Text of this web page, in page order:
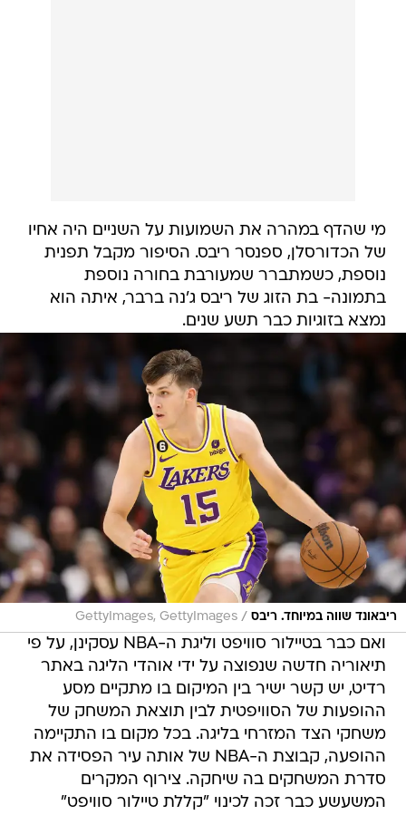
מי שהדף במהרה את השמועות על השניים היה אחיו
של הכדורסלן, ספנסר ריבס. הסיפור מקבל תפנית
נוספת, כשמתברר שמעורבת בחורה נוספת
בתמונה- בת הזוג של ריבס ג'נה ברבר, איתה הוא
נמצא בזוגיות כבר תשע שנים.
ריבאונד שווה במיוחד. ריבס /
GettyImages, GettyImages
ואם כבר בטיילור סוויפט וליגת ה-NBA עסקינן, על פי
תיאוריה חדשה שנפוצה על ידי אוהדי הליגה באתר
רדיט, יש קשר ישיר בין המיקום בו מתקיים מסע
ההופעות של הסוויפטית לבין תוצאת המשחק של
משחקי הצד המזרחי בליגה. בכל מקום בו התקיימה
ההופעה, קבוצת ה-NBA של אותה עיר הפסידה את
סדרת המשחקים בה שיחקה. צירוף המקרים
המשעשע כבר זכה לכינוי "קללת טיילור סוויפט"